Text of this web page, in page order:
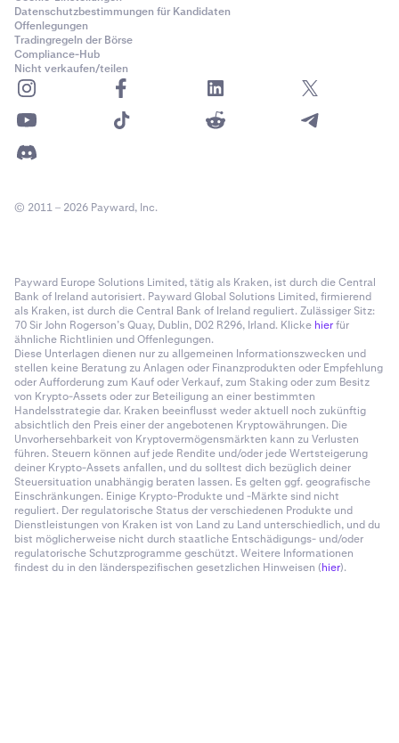
Datenschutzbestimmungen für Kandidaten
Offenlegungen
Tradingregeln der Börse
Compliance-Hub
Nicht verkaufen/teilen
© 2011 – 2026 Payward, Inc.
Payward Europe Solutions Limited, tätig als Kraken, ist durch die Central
Bank of Ireland autorisiert. Payward Global Solutions Limited, firmierend
als Kraken, ist durch die Central Bank of Ireland reguliert. Zulässiger Sitz:
70 Sir John Rogerson’s Quay, Dublin, D02 R296, Irland. Klicke hierfür
ähnliche Richtlinien und Offenlegungen.
Diese Unterlagen dienen nur zu allgemeinen Informationszwecken und
stellen keine Beratung zu Anlagen oder Finanzprodukten oder Empfehlung
oder Aufforderung zum Kauf oder Verkauf, zum Staking oder zum Besitz
von Krypto-Assets oder zur Beteiligung an einer bestimmten
Handelsstrategie dar. Kraken beeinflusst weder aktuell noch zukünftig
absichtlich den Preis einer der angebotenen Kryptowährungen. Die
Unvorhersehbarkeit von Kryptovermögensmärkten kann zu Verlusten
führen. Steuern können auf jede Rendite und/oder jede Wertsteigerung
deiner Krypto-Assets anfallen, und du solltest dich bezüglich deiner
Steuersituation unabhängig beraten lassen. Es gelten ggf. geografische
Einschränkungen. Einige Krypto-Produkte und -Märkte sind nicht
reguliert. Der regulatorische Status der verschiedenen Produkte und
Dienstleistungen von Kraken ist von Land zu Land unterschiedlich, und du
bist möglicherweise nicht durch staatliche Entschädigungs- und/oder
regulatorische Schutzprogramme geschützt. Weitere Informationen
findest du in den länderspezifischen gesetzlichen Hinweisen (hier).